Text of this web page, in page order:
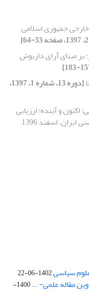
جمهوری اسلامی
مبنای آرای داریوش
[دوره 13، شماره 1، 1397،
و آینده؛ ارزیابی
اسفند 1396
سیاسی1402-06-22
مقاله علمی- ...
1400-